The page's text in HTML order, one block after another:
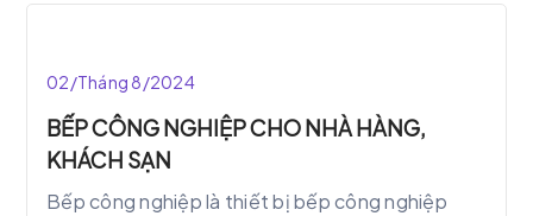
02/Tháng 8/2024
BẾP CÔNG NGHIỆP CHO NHÀ HÀNG,
KHÁCH SẠN
Bếp công nghiệp là thiết bị bếp công nghiệp